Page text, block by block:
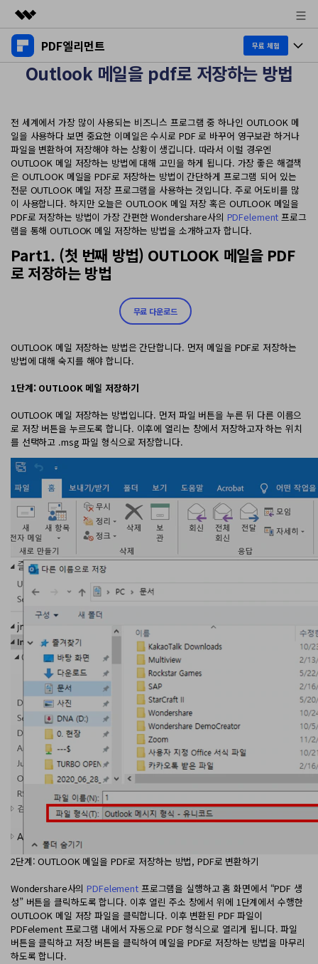
주요 제품
AIGC 크리에이티비티
비즈니스
솔루션
회사 소개
뉴스룸
플랜 및 가격
도움말 센터
PDF엘리먼트 무료 체험
제품 투어
데스크탑
Windows용
Mac용
모바일 앱
iPhone/iPad용
Android용
클라우드
PDF 온라인 도구
PDF 병합
PDF 압축
PDF 회전
기타 온라인 도구
제품 기능
교육용
PDF 읽기
PDF 주석 달기
PDF 생성
PDF 병합
PDF 편집
PDF 압축
PDF 구성
전문용
PDF 폼
PDF 서명
PDF 보호
PDF 일괄 작업
PDF OCR
PDF 데이터 추출
AI PDF 요약기
PDF 전자 서명
모든 기능 알아보기
AI PDF
PDF와 채팅하기
AI PDF 요약기
AI PDF 번역기
AI 문법 검사기
이미지와 채팅하기
AI 콘텐츠 탐지기
문서와 채팅하기
AI 이미지 생성기
AI 지원 센터
비즈니스
리소스
최신 버전 업그레이드
PDFelement 자료실
고객 지원
유튜브
네이버 블로그
무료 다운로드
로그인
검색
Outlook 메일을 pdf로 저장하는 방법
전 세계에서 가장 많이 사용되는 비즈니스 프로그램 중 하나인 OUTLOOK 메
일을 사용하다 보면 중요한 이메일은 수시로 PDF 로 바꾸어 영구보관 하거나
파일을 변환하여 저장해야 하는 상황이 생깁니다. 따라서 이럴 경우엔
OUTLOOK 메일 저장하는 방법에 대해 고민을 하게 됩니다. 가장 좋은 해결책
은 OUTLOOK 메일을 PDF로 저장하는 방법이 간단하게 프로그램 되어 있는
전문 OUTLOOK 메일 저장 프로그램을 사용하는 것입니다. 주로 어도비를 많
이 사용합니다. 하지만 오늘은 OUTLOOK 메일 저장 혹은 OUTLOOK 메일을
PDF로 저장하는 방법이 가장 간편한 Wondershare사의 PDFelement 프로그
램을 통해 OUTLOOK 메일 저장하는 방법을 소개하고자 합니다.
Part1. (첫 번째 방법) OUTLOOK 메일을 PDF
로 저장하는 방법
무료 다운로드
OUTLOOK 메일 저장하는 방법은 간단합니다. 먼저 메일을 PDF로 저장하는
방법에 대해 숙지를 해야 합니다.
1단계: OUTLOOK 메일 저장하기
OUTLOOK 메일 저장하는 방법입니다. 먼저 파일 버튼을 누른 뒤 다른 이름으
로 저장 버튼을 누르도록 합니다. 이후에 열리는 창에서 저장하고자 하는 위치
를 선택하고 .msg 파일 형식으로 저장합니다.
2단계: OUTLOOK 메일을 PDF로 저장하는 방법, PDF로 변환하기
Wondershare사의PDFelement프로그램을 실행하고 홈 화면에서 “PDF 생
성” 버튼을 클릭하도록 합니다. 이후 열린 주소 창에서 위에 1단계에서 수행한
OUTLOOK 메일 저장 파일을 클릭합니다. 이후 변환된 PDF 파일이
PDFelement 프로그램 내에서 자동으로 PDF 형식으로 열리게 됩니다. 파일
버튼을 클릭하고 저장 버튼을 클릭하여 메일을 PDF로 저장하는 방법을 마무리
하도록 합니다.